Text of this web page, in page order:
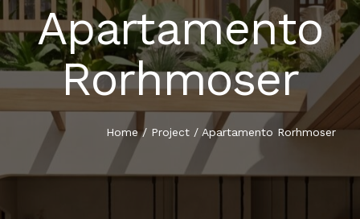
INICIO
ARQUITECTURA
PORTAFOLIO
Apartamento
Rorhmoser
Home/ Project / Apartamento Rorhmoser